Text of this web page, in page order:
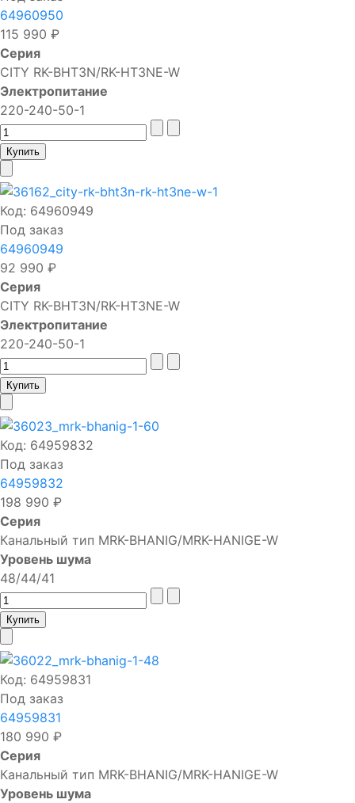
64960950
115 990 ₽
Серия
CITY RK-BHT3N/RK-HT3NE-W
Электропитание
220-240-50-1
Код: 64960949
Под заказ
64960949
92 990 ₽
Серия
CITY RK-BHT3N/RK-HT3NE-W
Электропитание
220-240-50-1
Код: 64959832
Под заказ
64959832
198 990 ₽
Серия
Канальный тип MRK-BHANIG/MRK-HANIGE-W
Уровень шума
48/44/41
Код: 64959831
Под заказ
64959831
180 990 ₽
Серия
Канальный тип MRK-BHANIG/MRK-HANIGE-W
Уровень шума